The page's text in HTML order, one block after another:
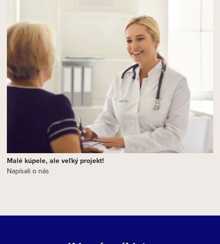
Malé kúpele, ale veľký projekt!
Napísali o nás